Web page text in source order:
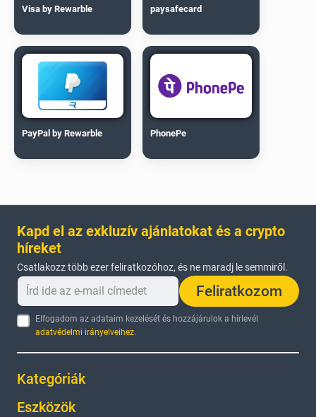
Visa by Rewarble paysafecard
PayPal by Rewarble PhonePe
Kapd el az exkluzív ajánlatokat és a crypto
híreket
Csatlakozz több ezer feliratkozóhoz, és ne maradj le semmiről.
Feliratkozom
Elfogadom az adataim kezelését és hozzájárulok a hírlevél
adatvédelmi irányelveihez.
Kategóriák
Eszközök